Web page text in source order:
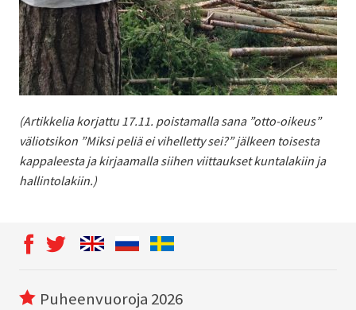
(Artikkelia korjattu 17.11. poistamalla sana ”otto-oikeus”
väliotsikon ”Miksi peliä ei vihelletty sei?” jälkeen toisesta
kappaleesta ja kirjaamalla siihen viittaukset kuntalakiin ja
hallintolakiin.)
Puheenvuoroja 2026